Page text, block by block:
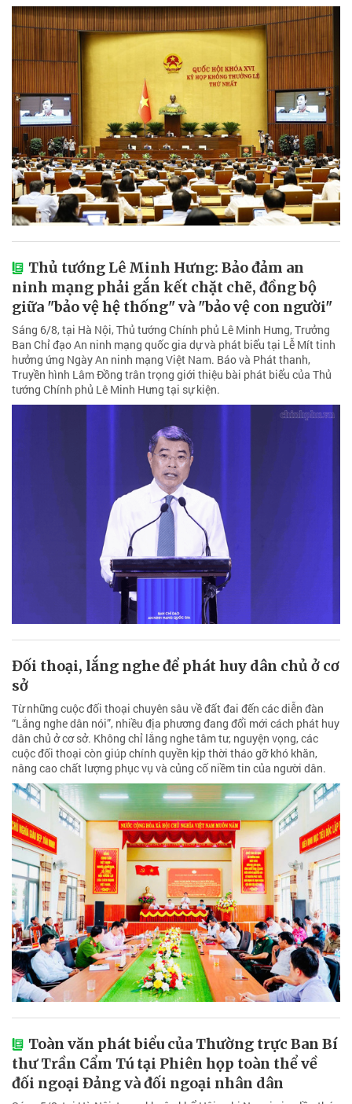
Thủ tướng Lê Minh Hưng: Bảo đảm an
ninh mạng phải gắn kết chặt chẽ, đồng bộ
giữa "bảo vệ hệ thống" và "bảo vệ con người"
Sáng 6/8, tại Hà Nội, Thủ tướng Chính phủ Lê Minh Hưng, Trưởng
Ban Chỉ đạo An ninh mạng quốc gia dự và phát biểu tại Lễ Mít tinh
hưởng ứng Ngày An ninh mạng Việt Nam. Báo và Phát thanh,
Truyền hình Lâm Đồng trân trọng giới thiệu bài phát biểu của Thủ
tướng Chính phủ Lê Minh Hưng tại sự kiện.
Đối thoại, lắng nghe để phát huy dân chủ ở cơ
sở
Từ những cuộc đối thoại chuyên sâu về đất đai đến các diễn đàn
“Lắng nghe dân nói”, nhiều địa phương đang đổi mới cách phát huy
dân chủ ở cơ sở. Không chỉ lắng nghe tâm tư, nguyện vọng, các
cuộc đối thoại còn giúp chính quyền kịp thời tháo gỡ khó khăn,
nâng cao chất lượng phục vụ và củng cố niềm tin của người dân.
Toàn văn phát biểu của Thường trực Ban Bí
thư Trần Cẩm Tú tại Phiên họp toàn thể về
đối ngoại Đảng và đối ngoại nhân dân